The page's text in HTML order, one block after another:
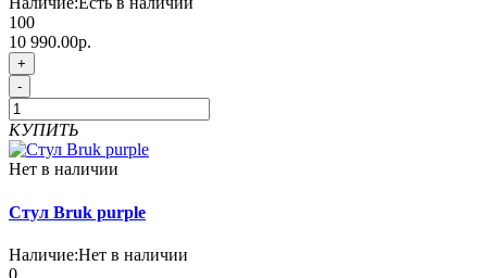
100
10 990.00р.
+
-
КУПИТЬ
Нет в наличии
Стул Bruk purple
Наличие:Нет в наличии
0